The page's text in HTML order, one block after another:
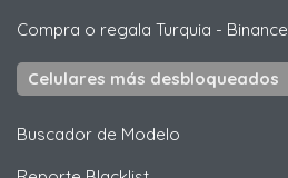
Compra o regala Turquia - Binance
Celulares más desbloqueados
Buscador de Modelo